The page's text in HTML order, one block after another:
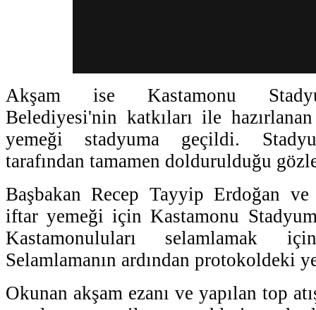
Akşam ise Kastamonu
Belediyesi'nin katkıları ile
yemeği stadyuma geçildi.
tarafından tamamen doldurulduğu
Başbakan Recep Tayyip Erdoğan
iftar yemeği için Kastamonu
Kastamonuluları selamlamak
Selamlamanın ardından protokoldeki
Okunan akşam ezanı ve yapılan top